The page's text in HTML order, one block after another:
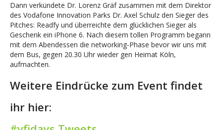
Dann verkündete Dr. Lorenz Gräf zusammen mit dem Direktor
des Vodafone Innovation Parks Dr. Axel Schulz den Sieger des
Pitches: Readfy und überreichte dem glücklichen Sieger als
Geschenk ein iPhone 6. Nach diesem tollen Programm begann
mit dem Abendessen die networking-Phase bevor wir uns mit
dem Bus, gegen 20.30 Uhr wieder gen Heimat Köln,
aufmachten.
Weitere Eindrücke zum Event findet
ihr hier: